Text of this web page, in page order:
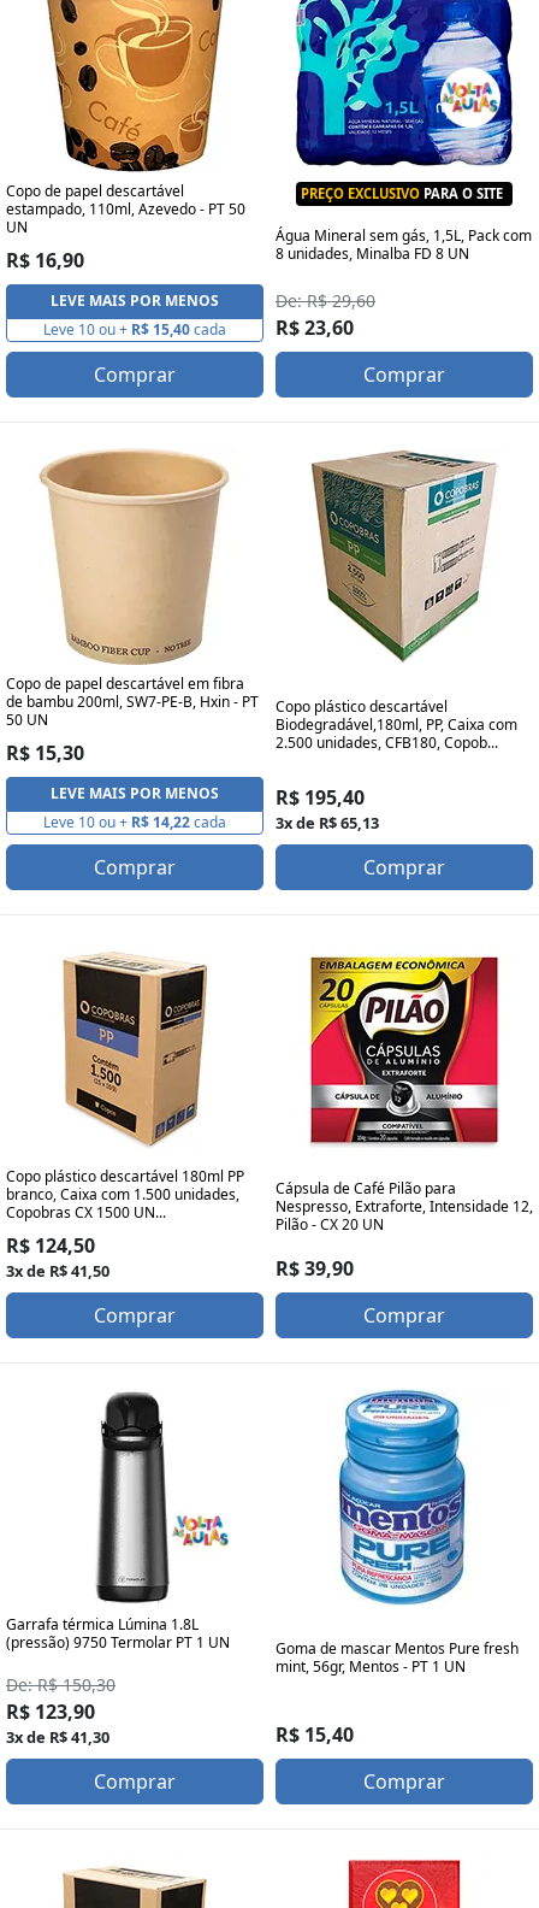
Copo de papel descartável
estampado, 110ml, Azevedo - PT 50
UN
R$ 16,90
LEVE MAIS POR MENOS
Leve 10 ou + R$ 15,40cada
Comprar
PREÇO EXCLUSIVO PARA O SITE
Água Mineral sem gás, 1,5L, Pack com
8 unidades, Minalba FD 8 UN
De: R$ 29,60
R$ 23,60
Comprar
Copo de papel descartável em fibra
de bambu 200ml, SW7-PE-B, Hxin - PT
50 UN
R$ 15,30
LEVE MAIS POR MENOS
Leve 10 ou + R$ 14,22cada
Comprar
Copo plástico descartável
Biodegradável,180ml, PP, Caixa com
2.500 unidades, CFB180, Copob...
R$ 195,40
3x de R$ 65,13
Comprar
Copo plástico descartável 180ml PP
branco, Caixa com 1.500 unidades,
Copobras CX 1500 UN...
R$ 124,50
3x de R$ 41,50
Comprar
Cápsula de Café Pilão para
Nespresso, Extraforte, Intensidade 12,
Pilão - CX 20 UN
R$ 39,90
Comprar
Garrafa térmica Lúmina 1.8L
(pressão) 9750 Termolar PT 1 UN
De: R$ 150,30
R$ 123,90
3x de R$ 41,30
Comprar
Goma de mascar Mentos Pure fresh
mint, 56gr, Mentos - PT 1 UN
R$ 15,40
Comprar